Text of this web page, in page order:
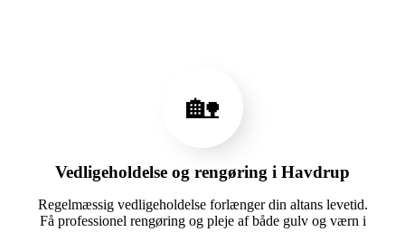
🏡
Vedligeholdelse og rengøring i Havdrup
Regelmæssig vedligeholdelse forlænger din altans levetid.
Få professionel rengøring og pleje af både gulv og værn i